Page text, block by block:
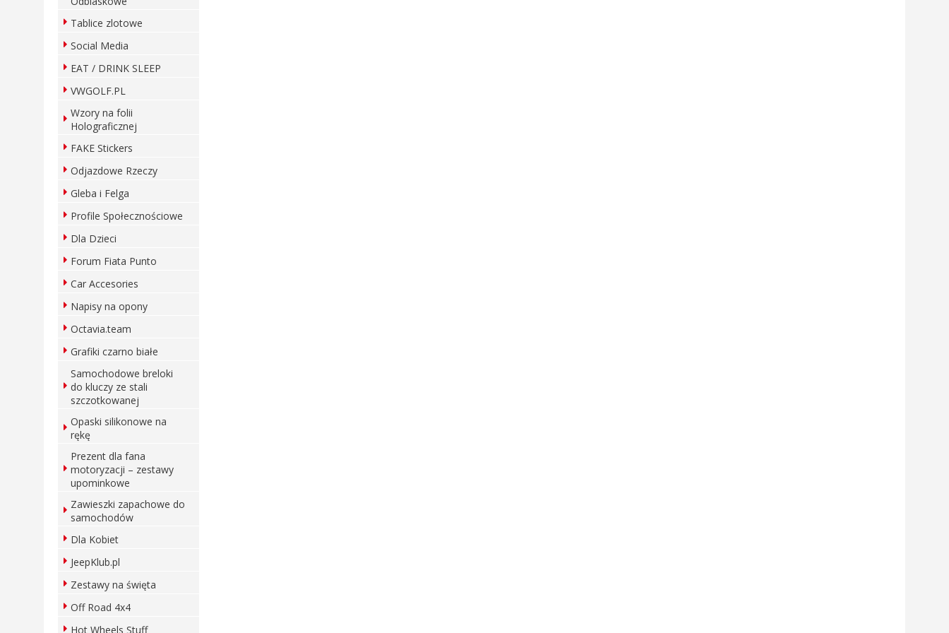
Tablice zlotowe
Social Media
EAT / DRINK SLEEP
VWGOLF.PL
Wzory na folii
Holograficznej
FAKE Stickers
Odjazdowe Rzeczy
Gleba i Felga
Profile Społecznościowe
Dla Dzieci
Forum Fiata Punto
Car Accesories
Napisy na opony
Octavia.team
Grafiki czarno białe
Samochodowe breloki
do kluczy ze stali
szczotkowanej
Opaski silikonowe na
rękę
Prezent dla fana
motoryzacji – zestawy
upominkowe
Zawieszki zapachowe do
samochodów
Dla Kobiet
JeepKlub.pl
Zestawy na święta
Off Road 4x4
Hot Wheels Stuff